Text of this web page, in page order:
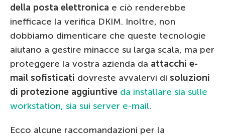
della posta elettronica e ciò renderebbe
inefficace la verifica DKIM. Inoltre, non
dobbiamo dimenticare che queste tecnologie
aiutano a gestire minacce su larga scala, ma per
proteggere la vostra azienda da attacchi e-
mail sofisticati dovreste avvalervi di soluzioni
di protezione aggiuntive da installare sia sulle
workstation, sia sui server e-mail.
Ecco alcune raccomandazioni per la